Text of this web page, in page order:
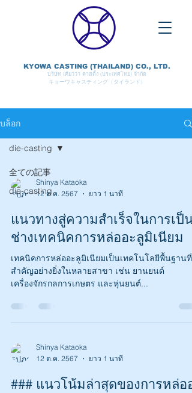
KYOWA CASTING (THAILAND) CO., LTD.
บริษัท เคียวว่า คาสติ้ง (ประเทศไทย) จำกัด
キョーワキャスティング（タイランド）
บล็อก
全ての記事
die-casting
die-casting
Shinya Kataoka
12 ต.ค. 2567
ยาว 1 นาที
แนวทางสู่ความสำเร็จในการเป็น
ช่างเทคนิคการหล่ออะลูมิเนียม
เทคนิคการหล่ออะลูมิเนียมเป็นเทคโนโลยีพื้นฐานที่
สำคัญอย่างยิ่งในหลายสาขา เช่น ยานยนต์
เครื่องจักรกลการเกษตร และหุ่นยนต์...
Shinya Kataoka
12 ต.ค. 2567
ยาว 1 นาที
### แนวโน้มล่าสุดของการหล่ออ